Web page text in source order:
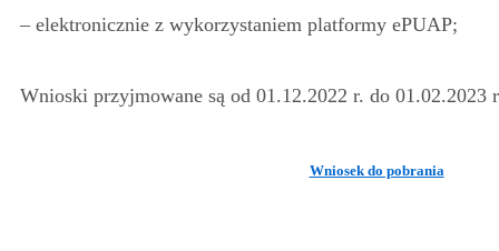
– elektronicznie z wykorzystaniem platformy ePUAP;
Wnioski przyjmowane są od 01.12.2022 r. do 01.02.2023
Wniosek do pobrania